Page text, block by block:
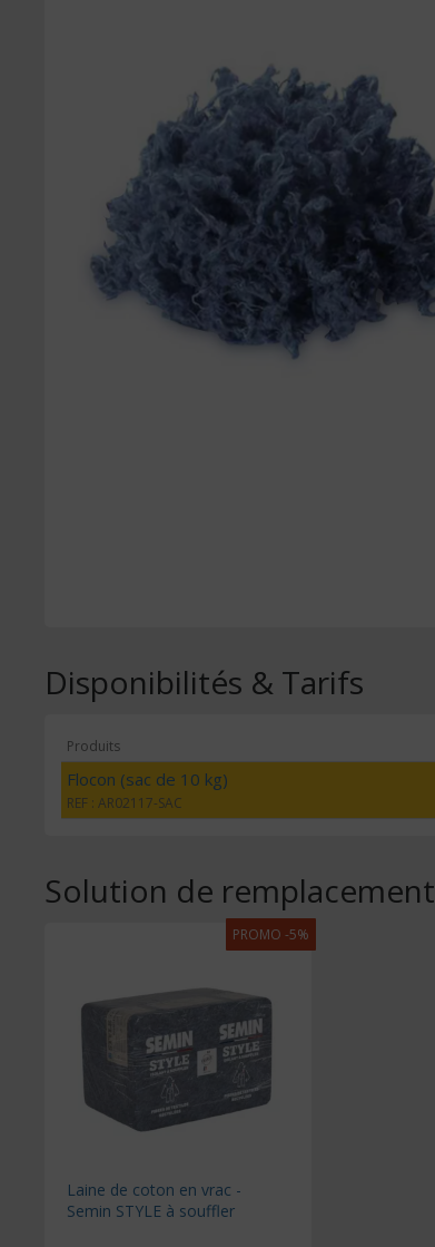
Disponibilités & Tarifs
Produits
Flocon (sac de 10 kg)
REF : AR02117-SAC
Solution de remplacement
PROMO -5%
Laine de coton en vrac -
Semin STYLE à souffler